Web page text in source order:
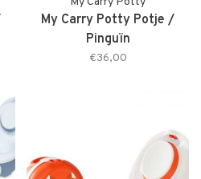
My Carry Potty Potje /
Pinguïn
€36,00